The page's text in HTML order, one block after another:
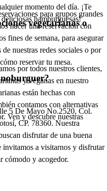
momento del día. ¡Te
hamburguesas!
para grupos grandes
hacer una reservación con
fines de semana, para asegurar
nuestras redes sociales o por
reservar tu mesa.
vegetarianas o
por todos nuestros clientes,
y veganas en nuestro
están hechas con
contamos con alternativas
Ven y descubre nuestras
5 De Mayo No.2520, Col.
CP. 78360. Nuestra
disfrutar de una buena
invitamos a visitarnos y disfrutar
cómodo y acogedor.